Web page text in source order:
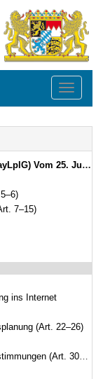
Toggle
254) BayRS 230-1-W (Art. 1–34)
7–15)
ins Internet
(Art. 22–26)
(Art. 30–34)